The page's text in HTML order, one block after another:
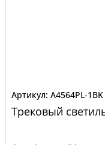
A4564PL-1BK
Трековый